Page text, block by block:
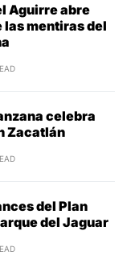
Aguirre abre
las mentiras del
celebra
Zacatlán
del Plan
del Jaguar